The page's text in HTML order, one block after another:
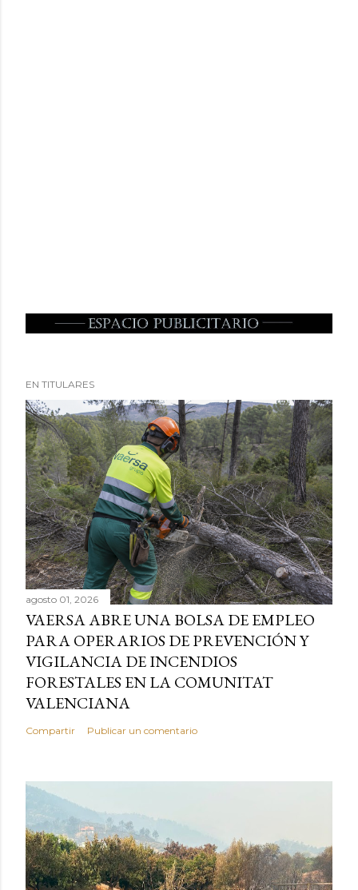
EN TITULARES
agosto 01, 2026
VAERSA ABRE UNA BOLSA DE EMPLEO
PARA OPERARIOS DE PREVENCIÓN Y
VIGILANCIA DE INCENDIOS
FORESTALES EN LA COMUNITAT
VALENCIANA
Compartir Publicar un comentario